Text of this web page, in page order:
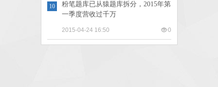
10
粉笔题库已从猿题库拆分，2015年第
一季度营收过千万
2015-04-24 16:50 0